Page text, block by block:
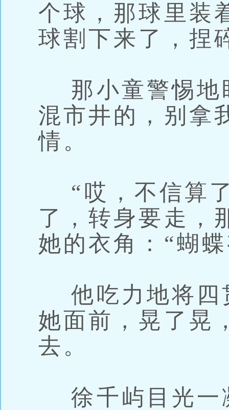
个球，那球里装
球割下来了，捏
那小童警惕地
混市井的，别拿
情。
“哎，不信算
了，转身要走，
她的衣角：“蝴
他吃力地将四
她面前，晃了晃
去。
徐千屿目光一